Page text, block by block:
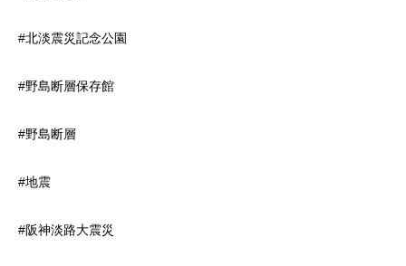
#北淡震災記念公園
#野島断層保存館
#野島断層
#地震
#阪神淡路大震災